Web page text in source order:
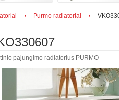
Purmo radiatoriai
pajungimo radiatorius PURMO